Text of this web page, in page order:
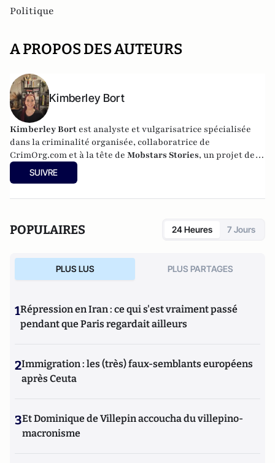
Politique
A PROPOS DES AUTEURS
Kimberley Bort
Kimberley Bort est analyste et vulgarisatrice spécialisée
dans la criminalité organisée, collaboratrice de
CrimOrg.com et à la tête de Mobstars Stories, un projet de
contenus sur les réseaux sociaux qui explore les
dynamiques du crime organisé et ses représentations.
SUIVRE
POPULAIRES 24 Heures 7 Jours
PLUS LUS PLUS PARTAGES
1Répression en Iran : ce qui s'est vraiment passé
pendant que Paris regardait ailleurs
2Immigration : les (très) faux-semblants européens
après Ceuta
3Et Dominique de Villepin accoucha du villepino-
macronisme